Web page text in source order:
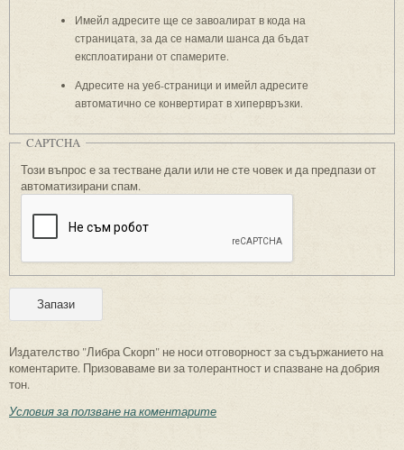
Имейл адресите ще се завоалират в кода на
страницата, за да се намали шанса да бъдат
експлоатирани от спамерите.
Адресите на уеб-страници и имейл адресите
автоматично се конвертират в хипервръзки.
CAPTCHA
Този въпрос е за тестване дали или не сте човек и да предпази от
автоматизирани спам.
Издателство "Либра Скорп" не носи отговорност за съдържанието на
коментарите. Призоваваме ви за толерантност и спазване на добрия
тон.
Условия за ползване на коментарите